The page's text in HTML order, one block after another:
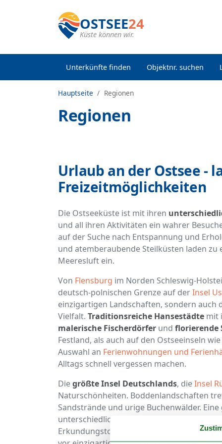
OSTSEE24
Küste können wir.
Unterkünfte finden Objektnr. suchen
Hauptseite Regionen
Regionen
Urlaub an der Ostsee -
Freizeitmöglichkeiten
Die Ostseeküste ist mit ihren
und all ihren Aktivitäten ein wahrer
auf der Suche nach Entspannung und
und atemberaubende Steilküsten laden
Meeresluft ein.
Von Flensburg im Norden Schleswig-
deutsch-polnischen Grenze auf derInsel
einzigartigen Landschaften, sondern
Vielfalt. Traditionsreiche Hansestädte mit
malerische Fischerdörfer und florierende
Festland, als auch auf den Ostseeinseln wie
Auswahl an Ferienwohnungen und
Alltags schnell vergessen machen.
Diegrößte Insel Deutschlands, dieInsel
Naturschönheiten. Boddenlandschaften
Sandstrände und urige Buchenwälder.
unterschiedlichsten Wassersportarten wie
Erkundungstouren auf dem Pferd hin zu